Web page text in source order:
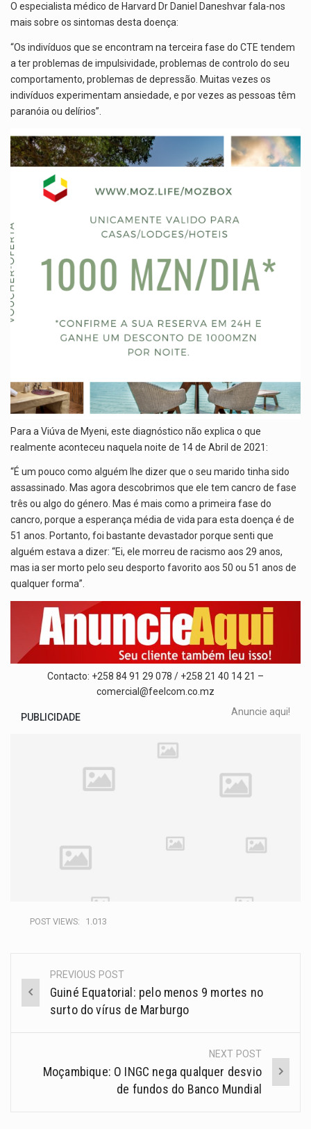
O especialista médico de Harvard Dr Daniel Daneshvar fala-nos
mais sobre os sintomas desta doença:
“Os indivíduos que se encontram na terceira fase do CTE tendem
a ter problemas de impulsividade, problemas de controlo do seu
comportamento, problemas de depressão. Muitas vezes os
indivíduos experimentam ansiedade, e por vezes as pessoas têm
paranóia ou delírios”.
Para a Viúva de Myeni, este diagnóstico não explica o que
realmente aconteceu naquela noite de 14 de Abril de 2021:
“É um pouco como alguém lhe dizer que o seu marido tinha sido
assassinado. Mas agora descobrimos que ele tem cancro de fase
três ou algo do género. Mas é mais como a primeira fase do
cancro, porque a esperança média de vida para esta doença é de
51 anos. Portanto, foi bastante devastador porque senti que
alguém estava a dizer: “Ei, ele morreu de racismo aos 29 anos,
mas ia ser morto pelo seu desporto favorito aos 50 ou 51 anos de
qualquer forma”.
Contacto: +258 84 91 29 078 / +258 21 40 14 21 –
comercial@feelcom.co.mz
PUBLICIDADE Anuncie aqui!
POST VIEWS: 1.013
PREVIOUS POST
Guiné Equatorial: pelo menos 9 mortes no
surto do vírus de Marburgo
NEXT POST
Moçambique: O INGC nega qualquer desvio
de fundos do Banco Mundial